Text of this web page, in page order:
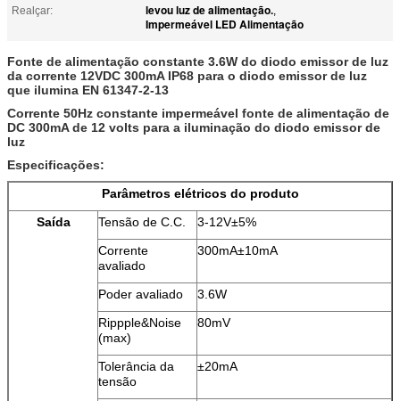
Realçar:
levou luz de alimentação.,
Impermeável LED Alimentação
Fonte de alimentação constante 3.6W do diodo emissor de luz
da corrente 12VDC 300mA IP68 para o diodo emissor de luz
que ilumina EN 61347-2-13
Corrente 50Hz constante impermeável fonte de alimentação de
DC 300mA de 12 volts para a iluminação do diodo emissor de
luz
Especificações:
Parâmetros elétricos do produto
Saída
Tensão de C.C.
3-12V±5%
Corrente
avaliado
300mA±10mA
Poder avaliado
3.6W
Rippple&Noise
(max)
80mV
Tolerância da
tensão
±20mA